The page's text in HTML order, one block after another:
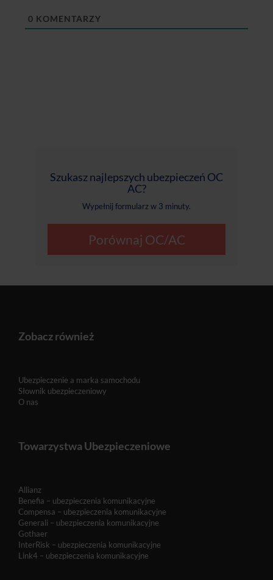
0 KOMENTARZY
Szukasz najlepszych ubezpieczeń OC
AC?
Wypełnij formularz w 3 minuty.
Porównaj OC/AC
Zobacz również
Ubezpieczenie a marka samochodu
Słownik ubezpieczeniowy
O nas
Towarzystwa Ubezpieczeniowe
Allianz
Benefia – ubezpieczenia komunikacyjne
Compensa – ubezpieczenia komunikacyjne
Generali – ubezpieczenia komunikacyjne
Gothaer
InterRisk – ubezpieczenia komunikacyjne
Link4 – ubezpieczenia komunikacyjne